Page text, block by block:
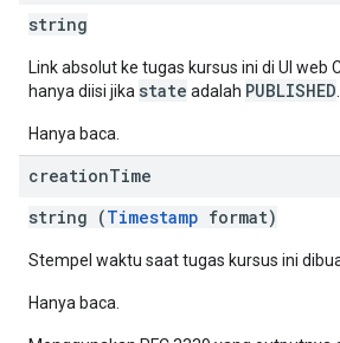
string
Link absolut ke tugas kursus ini di UI web
hanya diisi jika state adalah PUBLISHED
Hanya baca.
creationTime
string (Timestamp format)
Stempel waktu saat tugas kursus ini
Hanya baca.